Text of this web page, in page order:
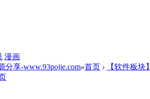
漫画
分享-www.93pojie.com»首页 › 【软件板块】